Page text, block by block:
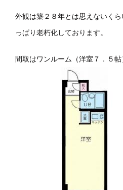
外観は築２８年とは思えないく
っぱり老朽化しております。
間取はワンルーム（洋室７．５